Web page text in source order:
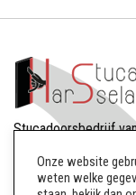
Stucadoorsbedrijf
8256AW
Onze website
weten welke